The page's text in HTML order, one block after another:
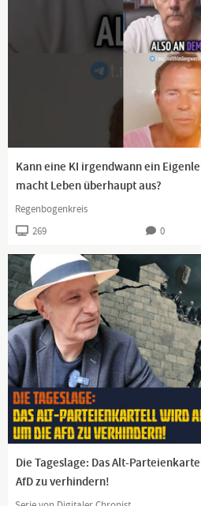
Kann eine KI irgendwann ein
macht Leben überhaupt aus?
Regenbogenkreis
269 0
Die Tageslage: Das Alt-
AfD zu verhindern!